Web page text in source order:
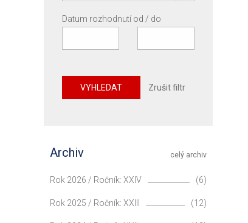
Datum rozhodnutí od / do
VYHLEDAT Zrušit filtr
celý archiv
Archiv
Rok 2026 / Ročník: XXIV (6)
Rok 2025 / Ročník: XXIII (12)